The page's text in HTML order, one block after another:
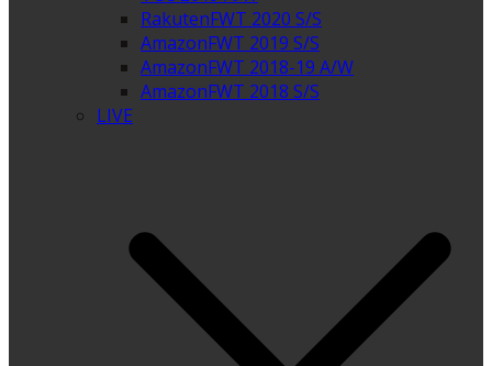
RakutenFWT 2020 S/S
AmazonFWT 2019 S/S
AmazonFWT 2018-19 A/W
AmazonFWT 2018 S/S
LIVE